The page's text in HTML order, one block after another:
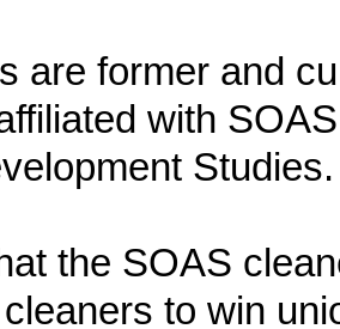
are former and
with
Studies.
the SOAS
to win